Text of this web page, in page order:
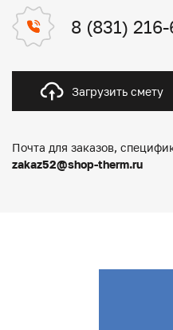
8 (831)
Загрузить смету
Почта для заказов,
zakaz52@shop-therm.ru